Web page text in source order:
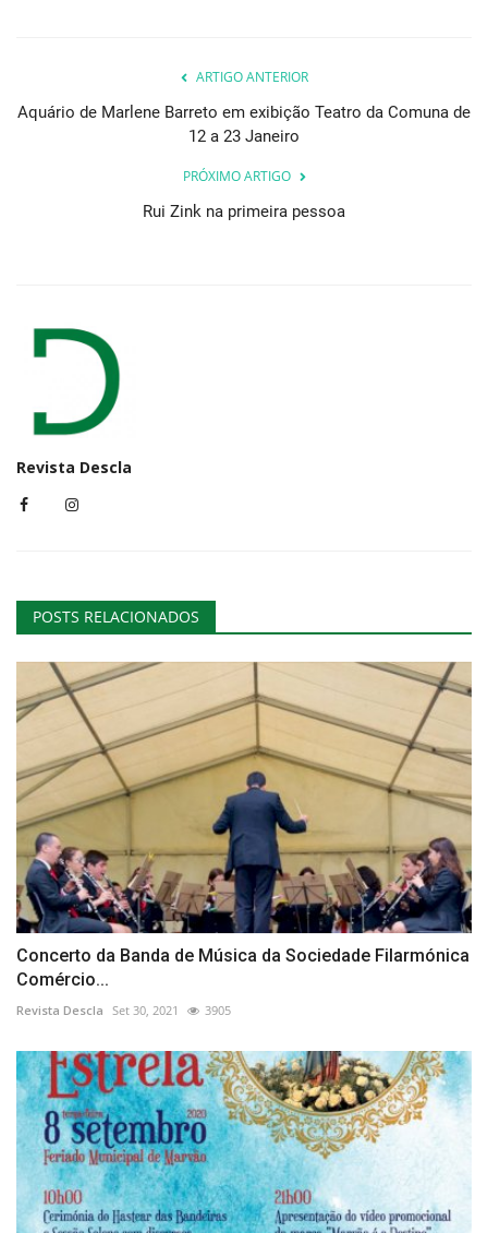
ARTIGO ANTERIOR
Aquário de Marlene Barreto em exibição Teatro da Comuna de
12 a 23 Janeiro
PRÓXIMO ARTIGO
Rui Zink na primeira pessoa
Revista Descla
POSTS RELACIONADOS
Concerto da Banda de Música da Sociedade Filarmónica
Comércio...
Revista Descla Set 30, 2021 3905